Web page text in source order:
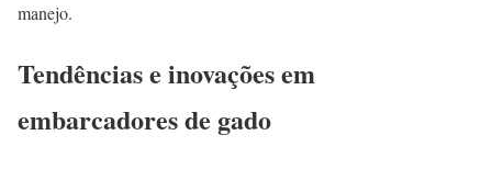
manejo.
Tendências e inovações em
embarcadores de gado